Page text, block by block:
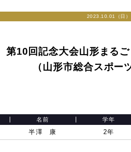
2023.10.01（日）
第10回記念大会山形まる
（山形市総合スポー
名前 学年
半澤 康 2年